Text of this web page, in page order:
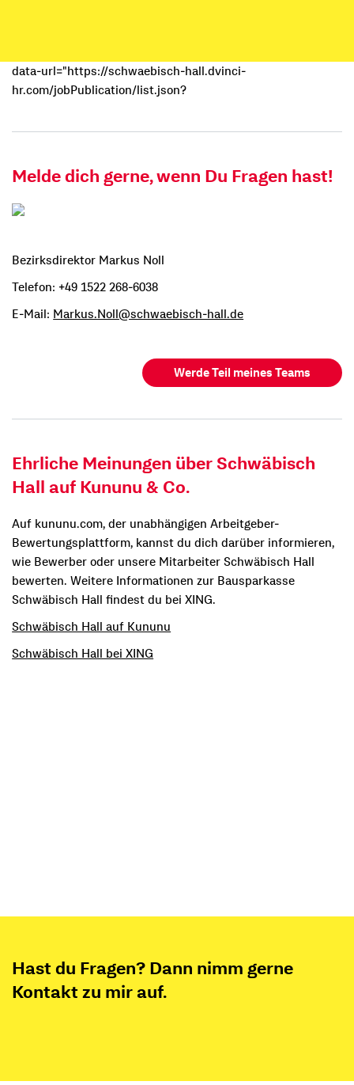
data-url="https://schwaebisch-hall.dvinci-
hr.com/jobPublication/list.json?
Melde dich gerne, wenn Du Fragen hast!
Bezirksdirektor Markus Noll
Telefon: +49 1522 268-6038
E-Mail: Markus.Noll@schwaebisch-hall.de
Werde Teil meines Teams
Ehrliche Meinungen über Schwäbisch
Hall auf Kununu & Co.
Auf kununu.com, der unabhängigen Arbeitgeber-
Bewertungsplattform, kannst du dich darüber informieren,
wie Bewerber oder unsere Mitarbeiter Schwäbisch Hall
bewerten. Weitere Informationen zur Bausparkasse
Schwäbisch Hall findest du bei XING.
Schwäbisch Hall auf Kununu
Schwäbisch Hall bei XING
Hast du Fragen? Dann nimm gerne
Kontakt zu mir auf.